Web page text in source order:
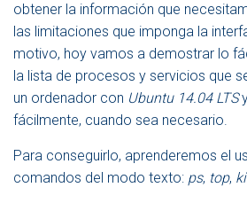
obtener la información que
las limitaciones que imponga la
motivo, hoy vamos a demostrar lo
la lista de procesos y servicios que
un ordenador con Ubuntu 14.04 LTS
fácilmente, cuando sea necesario.
Para conseguirlo, aprenderemos el
comandos del modo texto: ps, top,